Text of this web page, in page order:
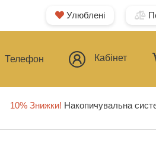
Улюблені
Телефон Кабінет
10% Знижки! Накопичувальна